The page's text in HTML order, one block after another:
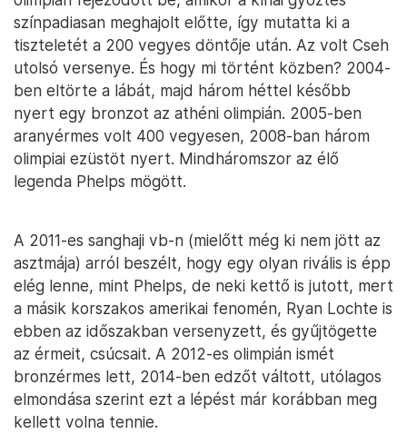
színpadiasan meghajolt előtte, így mutatta ki a
tiszteletét a 200 vegyes döntője után. Az volt Cseh
utolsó versenye. És hogy mi történt közben? 2004-
ben eltörte a lábát, majd három héttel később
nyert egy bronzot az athéni olimpián. 2005-ben
aranyérmes volt 400 vegyesen, 2008-ban három
olimpiai ezüstöt nyert. Mindháromszor az élő
legenda Phelps mögött.
A 2011-es sanghaji vb-n (mielőtt még ki nem jött az
asztmája) arról beszélt, hogy egy olyan rivális is épp
elég lenne, mint Phelps, de neki kettő is jutott, mert
a másik korszakos amerikai fenomén, Ryan Lochte is
ebben az időszakban versenyzett, és gyűjtögette
az érmeit, csúcsait. A 2012-es olimpián ismét
bronzérmes lett, 2014-ben edzőt váltott, utólagos
elmondása szerint ezt a lépést már korábban meg
kellett volna tennie.